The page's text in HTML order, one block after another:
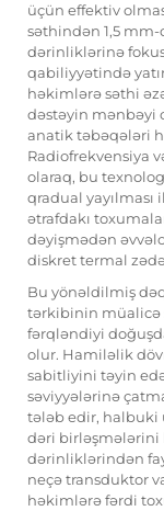
üçün effektiv
səthindən 1,5
dərinliklərinə
qabiliyyətində
həkimlərə səthi
dəstəyin mənbəyi
anatik təbəqələri
Radiofrekvensiya
olaraq, bu
qradual yayılması
ətrafdakı
dəyişmədən
diskret termal
Bu yönəldilmiş
tərkibinin müalicə
fərqləndiyi
olur. Hamiləlik
sabitliyini təyin
səviyyələrinə
tələb edir, halbuki
dəri birləşmələrini
dərinliklərindən
neçə transduktor
həkimlərə fərdi